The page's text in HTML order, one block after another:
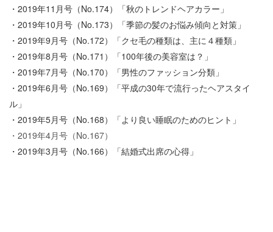
・2019年11月号（No.174）「秋のトレンドヘアカラー」
・2019年10月号（No.173）「季節の髪のお悩み傾向と対策」
・2019年9月号（No.172）「クセ毛の種類は、主に４種類」
・2019年8月号（No.171）「100年後の美容室は？」
・2019年7月号（No.170）「男性のファッション分類」
・2019年6月号（No.169）「平成の30年で流行ったヘアスタイ
ル」
・2019年5月号（No.168）「より良い睡眠のためのヒント」
・2019年4月号（No.167）
・2019年3月号（No.166）「結婚式出席の心得」